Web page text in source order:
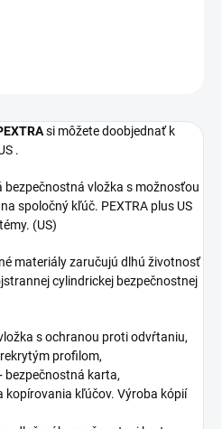
si môžete doobjednať k
.
bezpečnostná vložka s možnosťou
spoločný kľúč. PEXTRA plus US
(US)
materiály zaručujú dlhú životnosť
cylindrickej bezpečnostnej
s ochranou proti odvŕtaniu,
profilom,
bezpečnostná karta,
kopírovania kľúčov. Výroba kópií